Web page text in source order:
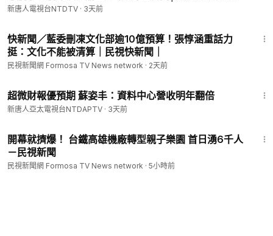
(三)｜#新唐人
新唐人電視台NTDTV · 3天前
快新聞／藍委刪凍文化部逾10億預算！張惇涵重話力
挺：文化不能被清算｜民視快新聞｜
民視新聞網 Formosa TV News network · 2天前
超微財報優預期 蘇姿丰：資料中心營收明年翻倍
新唐人亞太電視台NTDAPTV · 3天前
開幕就擠爆！ 台鐵高雄機廠轉型親子樂園 首日湧6千人
－民視新聞
民視新聞網 Formosa TV News network · 5小時前